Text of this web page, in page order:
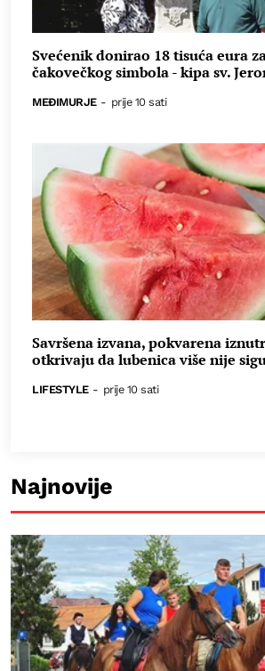
Svećenik donirao 18 tisuća eura
čakovečkog simbola - kipa sv.
MEĐIMURJE - prije 10 sati
Savršena izvana, pokvarena
otkrivaju da lubenica više nije
LIFESTYLE - prije 10 sati
Najnovije